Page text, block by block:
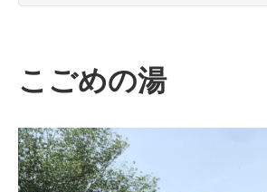
こごめの湯